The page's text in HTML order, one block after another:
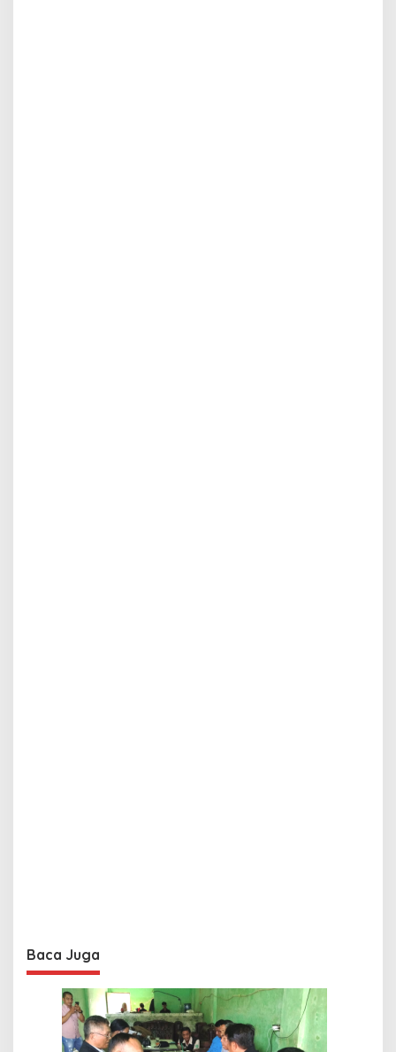
Baca Juga